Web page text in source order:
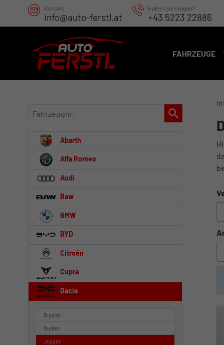
Kontakt
info@auto-ferstl.at
Haben Sie Fragen?
+43 5223 22886
FAHRZEUGE
Fahrzeugnr.
Abarth
Alfa Romeo
Audi
Baw
BMW
BYD
Citroën
Cupra
Dacia
Bigster
Duster
Jogger